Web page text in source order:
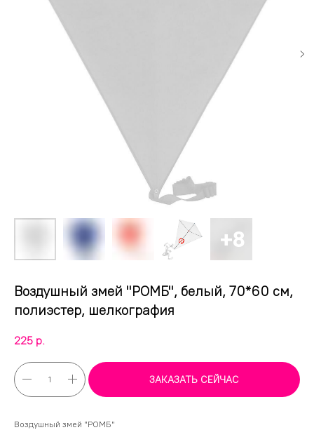
Воздушный змей "РОМБ", белый, 70*60 см,
полиэстер, шелкография
225 р.
ЗАКАЗАТЬ СЕЙЧАС
Воздушный змей "РОМБ"